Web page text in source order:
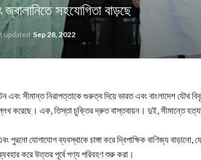
জ্বালানিতে সহযোগিতা বাড়ছে
updated Sep 28, 2022
এবং সীমান্ত নিরাপত্তাকে গুরুত্ব দিয়ে ভারত এবং বাংলাদেশ যৌথ
করেছে। এক, তিস্তা চুক্তির দ্রুত বাস্তবায়ন। দুই, সীমান্তে
যোগাযোগ ব্যবস্থাকে চাঙ্গা করে দ্বিপাক্ষিক বাণিজ্য বাড়ানো,
ব্যবহার করে উত্তর পূর্বে পণ্য পরিবহণ শুরু করা।